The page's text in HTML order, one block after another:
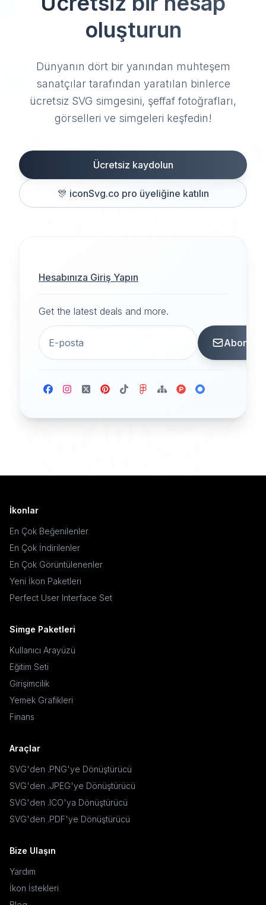
oluşturun
Dünyanın dört bir yanından muhteşem
sanatçılar tarafından yaratılan binlerce
ücretsiz SVG simgesini, şeffaf fotoğrafları,
görselleri ve simgeleri keşfedin!
Ücretsiz kaydolun
🎊 iconSvg.co pro üyeliğine katılın
Hesabınıza Giriş Yapın
Get the latest deals and more.
Abone
İkonlar
En Çok Beğenilenler
En Çok İndirilenler
En Çok Görüntülenenler
Yeni İkon Paketleri
Perfect User Interface Set
Simge Paketleri
Kullanıcı Arayüzü
Eğitim Seti
Girişimcilik
Yemek Grafikleri
Finans
Araçlar
SVG'den .PNG'ye Dönüştürücü
SVG'den .JPEG'ye Dönüştürücü
SVG'den .ICO'ya Dönüştürücü
SVG'den .PDF'ye Dönüştürücü
Bize Ulaşın
Yardım
İkon İstekleri